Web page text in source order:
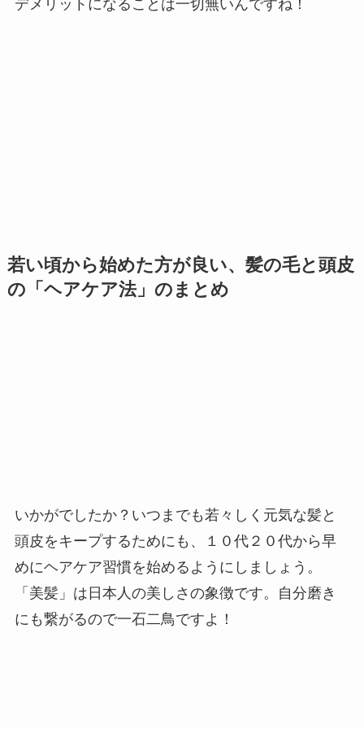
デメリットになることは一切無いんですね！
若い頃から始めた方が良い、髪の毛と頭皮
の「ヘアケア法」のまとめ
いかがでしたか？いつまでも若々しく元気な髪と
頭皮をキープするためにも、１０代２０代から早
めにヘアケア習慣を始めるようにしましょう。
「美髪」は日本人の美しさの象徴です。自分磨き
にも繋がるので一石二鳥ですよ！